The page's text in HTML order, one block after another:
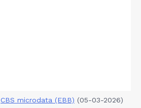
CBS microdata (EBB) (05-03-2026)